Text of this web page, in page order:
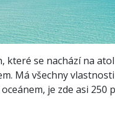
se nachází na
Má všechny
je zde asi